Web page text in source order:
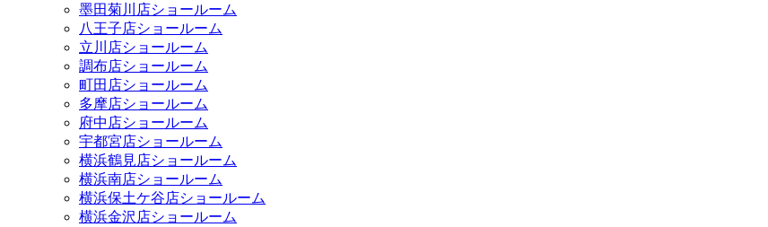
墨田菊川店ショールーム
八王子店ショールーム
立川店ショールーム
調布店ショールーム
町田店ショールーム
多摩店ショールーム
府中店ショールーム
宇都宮店ショールーム
横浜鶴見店ショールーム
横浜南店ショールーム
横浜保土ケ谷店ショールーム
横浜金沢店ショールーム